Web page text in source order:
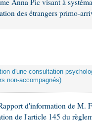
Anna Pic visant à
des étrangers primo-
d'une consultation
non-accompagnés)
d'information de M.
de l'article 145 du